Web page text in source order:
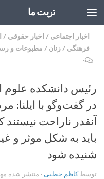
تربت ما
اخبار اجتماعی / اخبار حقوقی /
فرهنگی /زنان / مطبوعات و
۰
رئیس دانشکده علوم
در گفت‌وگو با ایلنا:
آنقدر ناراحت نیستند
باید به شکل موثر و
شنیده شود
توسطکاظم خطیبی · منتشر شده مهر ۲۰,